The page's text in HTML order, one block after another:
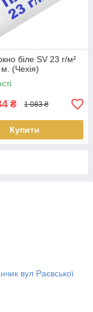
біле SV 23 г/м²
(Чехія)
₴ 1 083 ₴
Купити
вул Раєвської